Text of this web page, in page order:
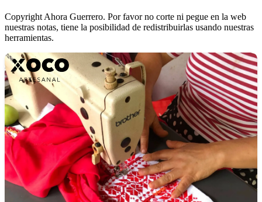
Copyright Ahora Guerrero. Por favor no corte ni pegue en la web
nuestras notas, tiene la posibilidad de redistribuirlas usando nuestras
herramientas.